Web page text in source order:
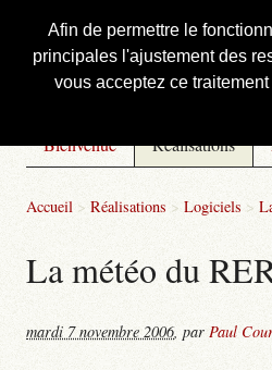
Afin de permettre le
principales l'ajustement des
vous acceptez ce
Courbis, « LE
Bienvenue Réalisations
Accueil > Réalisations > Logiciels >
La météo du
mardi 7 novembre 2006, par Paul